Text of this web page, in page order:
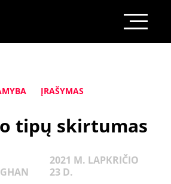
ĮRAŠYMAS
tipų skirtumas
2021 M. LAPKRIČIO
23 D.